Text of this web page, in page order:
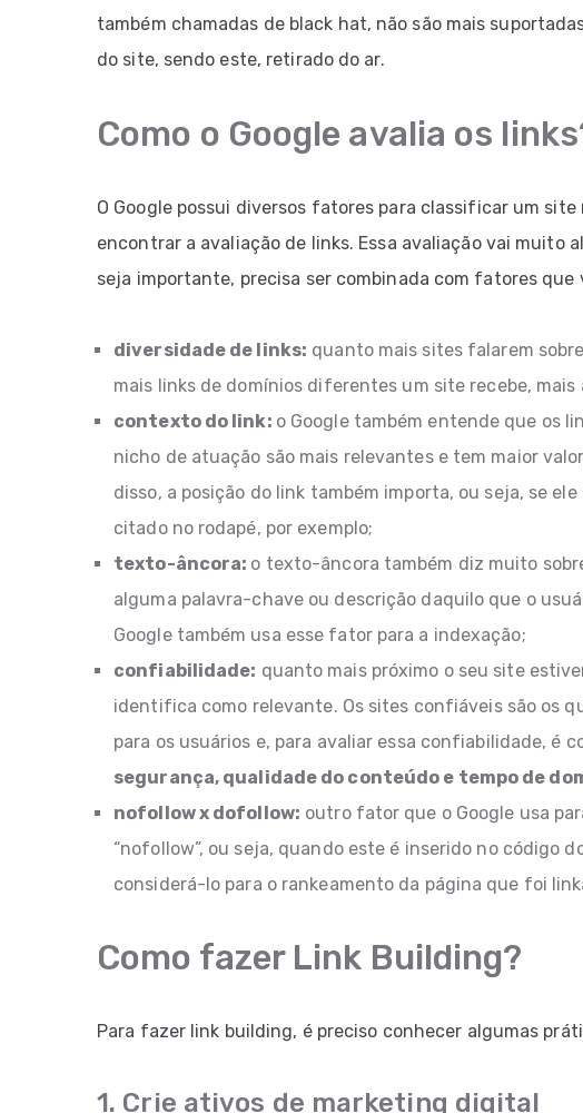
também chamadas de black hat, não são mais
do site, sendo este, retirado do ar.
Como o Google avalia os
O Google possui diversos fatores para classificar um
encontrar a avaliação de links. Essa avaliação vai muito
seja importante, precisa ser combinada com fatores que
diversidade de links: quanto mais sites falarem
mais links de domínios diferentes um site recebe,
contexto do link: o Google também entende que os
nicho de atuação são mais relevantes e tem maior
disso, a posição do link também importa, ou seja, se
citado no rodapé, por exemplo;
texto-âncora: o texto-âncora também diz muito
alguma palavra-chave ou descrição daquilo que o
Google também usa esse fator para a indexação;
confiabilidade: quanto mais próximo o seu site
identifica como relevante. Os sites confiáveis são os
para os usuários e, para avaliar essa confiabilidade, é
segurança, qualidade do conteúdo e tempo de
nofollow x dofollow: outro fator que o Google usa
“nofollow”, ou seja, quando este é inserido no código
considerá-lo para o rankeamento da página que foi
Como fazer Link Building?
Para fazer link building, é preciso conhecer algumas
1. Crie ativos de marketing digital